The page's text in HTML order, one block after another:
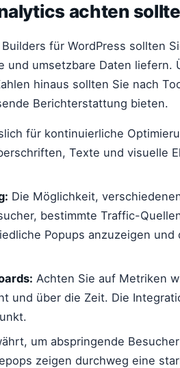
achten
für WordPress sollten
und umsetzbare Daten liefern.
hinaus sollten Sie nach
Berichterstattung bieten.
für kontinuierliche
Texte und visuelle
Die Möglichkeit,
bestimmte Traffic-
Popups anzuzeigen und
Achten Sie auf Metriken
und über die Zeit. Die
um abspringende
zeigen durchweg eine